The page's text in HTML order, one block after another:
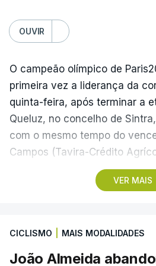
O plano previa a criação da
destinada a gerir os ativos
venda de 20% do capital a
A NFF já tinha contestado
intervenções externas – como
no caso Balogun no
decisões consideradas
incluindo a criação e
ao presidente norte-americano.
OUVIR
VER MAIS
O campeão olímpico de
primeira vez a liderança da
quinta-feira, após terminar a
Queluz, no concelho de
com o mesmo tempo do
Campos (Tavira-Crédito
05.28 minutos perdidos pelo
Johansen, vencedor do
Três anos depois da etapa
com vitória de João Matias
CICLISMO MAIS MODALIDADES
João Almeida